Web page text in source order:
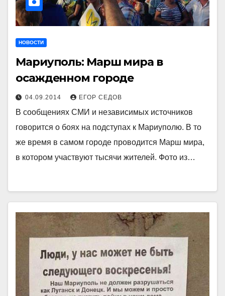
НОВОСТИ
Мариуполь: Марш мира в
осажденном городе
04.09.2014 ЕГОР СЕДОВ
В сообщениях СМИ и независимых источников
говорится о боях на подступах к Мариуполю. В то
же время в самом городе проводится Марш мира,
в котором участвуют тысячи жителей. Фото из…